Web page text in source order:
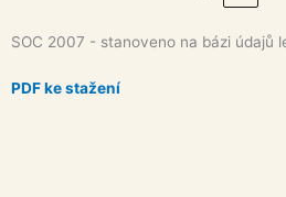
SOC 2007 - stanoveno na bázi údajů
PDF ke stažení